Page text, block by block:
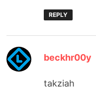
REPLY
beckhr00y
takziah